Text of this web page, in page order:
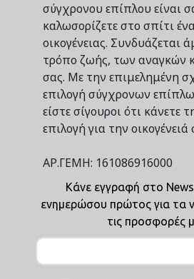
σύγχρονου επίπλου είναι
καλωσορίζετε στο σπίτι
οικογένειας. Συνδυάζεται
τρόπο ζωής, των αναγκών
σας. Με την επιμελημένη
επιλογή σύγχρονων
είστε σίγουροι ότι κάνετε
επιλογή για την οικογένειά
ΑΡ.ΓΕΜΗ: 161086916000
Κάνε εγγραφή στο
ενημερώσου πρώτος για τα
τις προσφορές